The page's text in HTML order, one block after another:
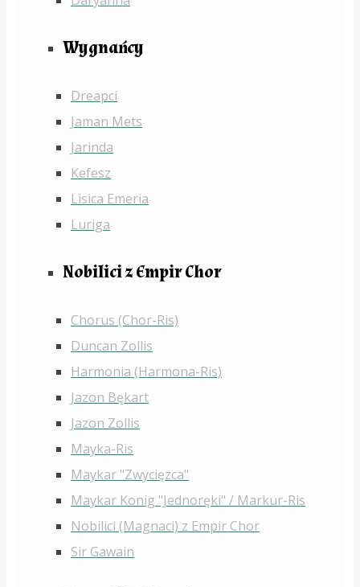
Wygnańcy
Dreapci
Jaman Mets
Jarinda
Kefesz
Lisica Emeria
Luriga
Nobilici z Empir Chor
Chorus (Chor-Ris)
Duncan Zollis
Harmonia (Harmona-Ris)
Jazon Bękart
Jazon Zollis
Mayka-Ris
Maykar "Zwycięzca"
Maykar Konig "Jednoręki" / Markur-Ris
Nobilici (Magnaci) z Empir Chor
Sir Gawain